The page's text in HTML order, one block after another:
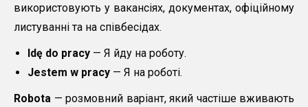
використовують у вакансіях, документах, офіційному
листуванні та на співбесідах.
Idę do pracy — Я йду на роботу.
Jestem w pracy — Я на роботі.
Robota — розмовний варіант, який частіше вживають